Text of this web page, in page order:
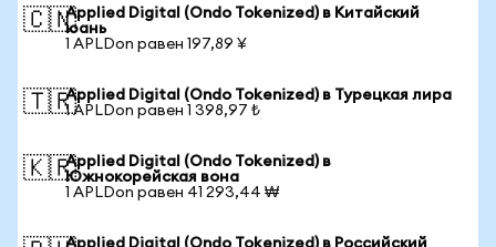
🇨🇳Applied Digital (Ondo Tokenized) в Китайский
юань
1 APLDon равен 197,89 ¥
🇹🇷Applied Digital (Ondo Tokenized) в Турецкая лира
1 APLDon равен 1 398,97 ₺
🇰🇷Applied Digital (Ondo Tokenized) в
Южнокорейская вона
1 APLDon равен 41 293,44 ₩
Applied Digital (Ondo Tokenized) в Российский